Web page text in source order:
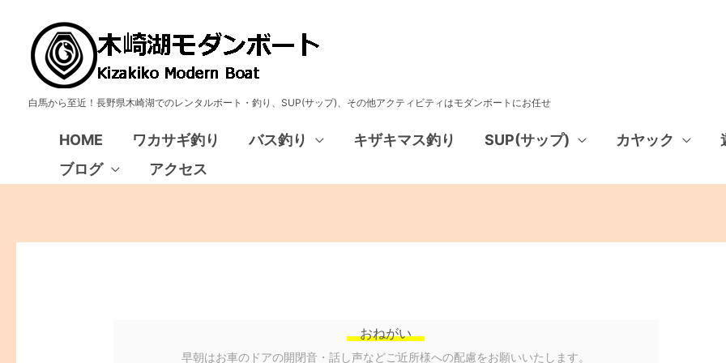
白馬から至近！長野県木崎湖でのレンタルボート・釣り、SUP(サップ)、その他アクティビティはモダンボートにお任せ
HOME ワカサギ釣り バス釣り キザキマス釣り SUP(サップ) カヤック
ブログ
アクセス
おねがい
早朝はお車のドアの開閉音・話し声などご近所様への配慮をお願いいたします。